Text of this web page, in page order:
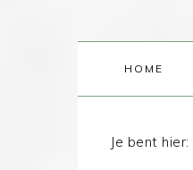
HOME
Je bent hier: